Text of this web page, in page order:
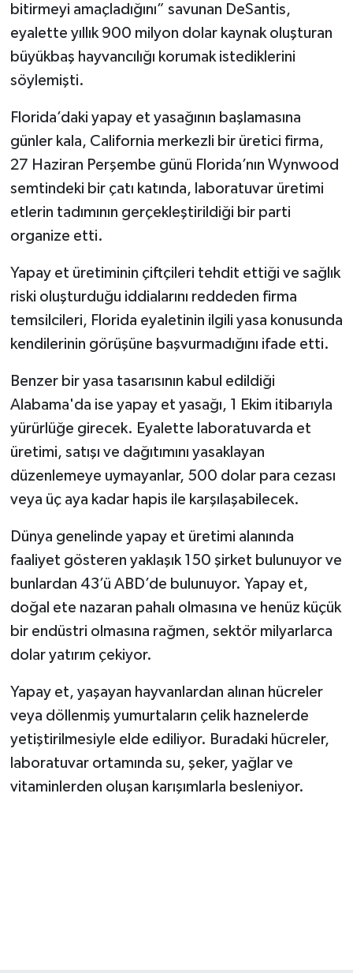
bitirmeyi amaçladığını” savunan DeSantis,
eyalette yıllık 900 milyon dolar kaynak oluşturan
büyükbaş hayvancılığı korumak istediklerini
söylemişti.
Florida’daki yapay et yasağının başlamasına
günler kala, California merkezli bir üretici firma,
27 Haziran Perşembe günü Florida’nın Wynwood
semtindeki bir çatı katında, laboratuvar üretimi
etlerin tadımının gerçekleştirildiği bir parti
organize etti.
Yapay et üretiminin çiftçileri tehdit ettiği ve sağlık
riski oluşturduğu iddialarını reddeden firma
temsilcileri, Florida eyaletinin ilgili yasa konusunda
kendilerinin görüşüne başvurmadığını ifade etti.
Benzer bir yasa tasarısının kabul edildiği
Alabama'da ise yapay et yasağı, 1 Ekim itibarıyla
yürürlüğe girecek. Eyalette laboratuvarda et
üretimi, satışı ve dağıtımını yasaklayan
düzenlemeye uymayanlar, 500 dolar para cezası
veya üç aya kadar hapis ile karşılaşabilecek.
Dünya genelinde yapay et üretimi alanında
faaliyet gösteren yaklaşık 150 şirket bulunuyor ve
bunlardan 43’ü ABD’de bulunuyor. Yapay et,
doğal ete nazaran pahalı olmasına ve henüz küçük
bir endüstri olmasına rağmen, sektör milyarlarca
dolar yatırım çekiyor.
Yapay et, yaşayan hayvanlardan alınan hücreler
veya döllenmiş yumurtaların çelik haznelerde
yetiştirilmesiyle elde ediliyor. Buradaki hücreler,
laboratuvar ortamında su, şeker, yağlar ve
vitaminlerden oluşan karışımlarla besleniyor.